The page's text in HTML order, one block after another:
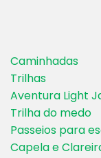
Caminhadas
Trilhas
Aventura Light
Trilha do medo
Passeios para
Capela e